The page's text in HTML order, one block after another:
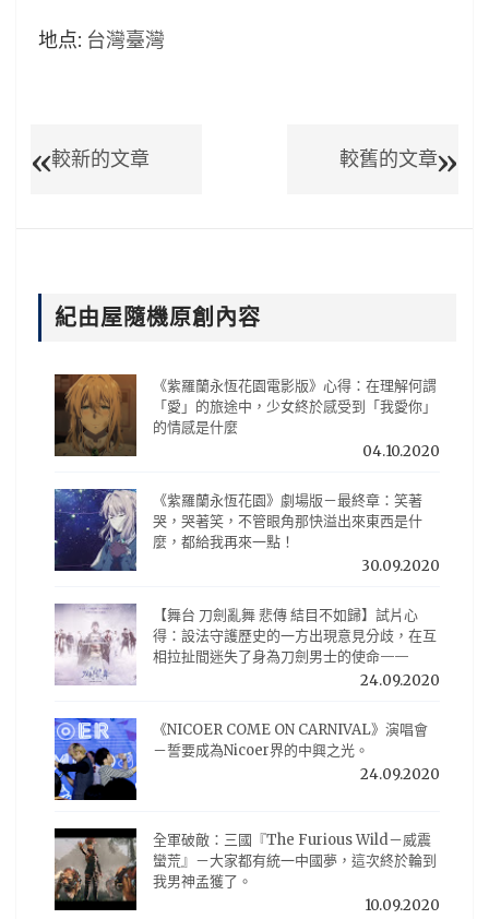
地点: 台灣臺灣
較新的文章 較舊的文章
紀由屋隨機原創內容
《紫羅蘭永恆花園電影版》心得：在理解何謂
「愛」的旅途中，少女終於感受到「我愛你」
的情感是什麼
04.10.2020
《紫羅蘭永恆花園》劇場版－最終章：笑著
哭，哭著笑，不管眼角那快溢出來東西是什
麼，都給我再來一點！
30.09.2020
【舞台 刀劍亂舞 悲傳 結目不如歸】試片心
得：設法守護歷史的一方出現意見分歧，在互
相拉扯間迷失了身為刀劍男士的使命——
24.09.2020
《NICOER COME ON CARNIVAL》演唱會
－誓要成為Nicoer界的中興之光。
24.09.2020
全軍破敵：三國『The Furious Wild－威震
蠻荒』－大家都有統一中國夢，這次終於輪到
我男神孟獲了。
10.09.2020